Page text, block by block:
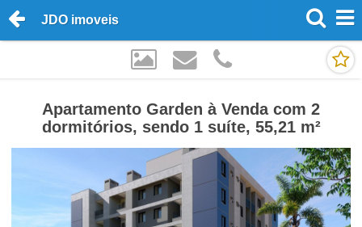
JDO imoveis
Apartamento Garden à Venda com 2
dormitórios, sendo 1 suíte, 55,21 m²